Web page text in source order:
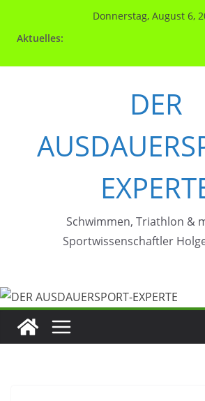
Donnerstag, August 6,
Aktuelles:
DER
Schwimmen, Triathlon &
Sportwissenschaftler